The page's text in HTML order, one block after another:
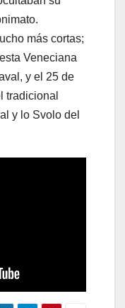
más cortas;
Veneciana
y el 25 de
tradicional
y lo Svolo del